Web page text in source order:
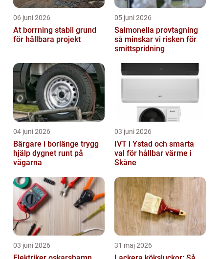
06 juni 2026
At borrning stabil grund
för hållbara projekt
05 juni 2026
Salmonella provtagning
så minskar vi risken för
smittspridning
04 juni 2026
Bärgare i borlänge trygg
hjälp dygnet runt på
vägarna
03 juni 2026
IVT i Ystad och smarta
val för hållbar värme i
Skåne
03 juni 2026 31 maj 2026